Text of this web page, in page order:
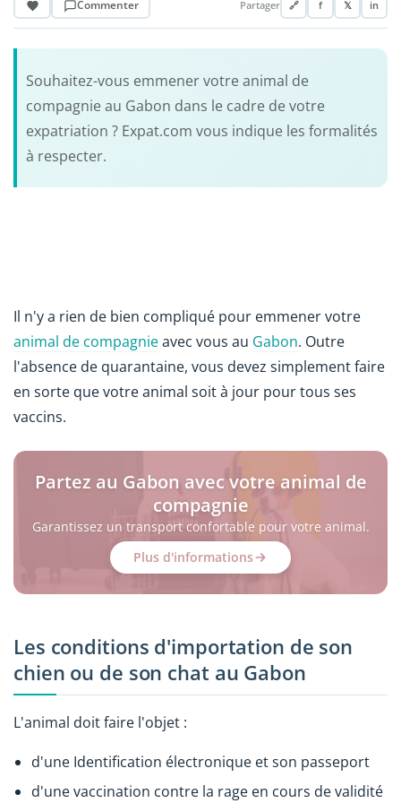
Commenter Partager 🔗 f 𝕏 in
Souhaitez-vous emmener votre animal de
compagnie au Gabon dans le cadre de votre
expatriation ? Expat.com vous indique les formalités
à respecter.
Il n'y a rien de bien compliqué pour emmener votre
animal de compagnieavec vous au Gabon. Outre
l'absence de quarantaine, vous devez simplement faire
en sorte que votre animal soit à jour pour tous ses
vaccins.
Partez au Gabon avec votre animal de
compagnie
Garantissez un transport confortable pour votre animal.
Plus d'informations
Les conditions d'importation de son
chien ou de son chat au Gabon
L'animal doit faire l'objet :
d'une Identification électronique et son passeport
d'une vaccination contre la rage en cours de validité